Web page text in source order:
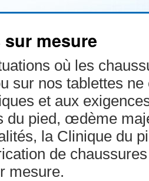
mesure
où les
sur nos tablettes
et aux
du pied, œdème
la Clinique du
de
mesure.